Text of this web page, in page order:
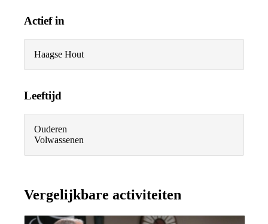
Actief in
Haagse Hout
Leeftijd
Ouderen
Volwassenen
Vergelijkbare activiteiten